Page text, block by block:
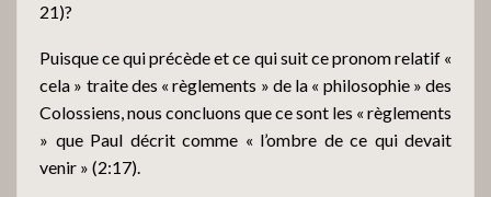
21)?
Puisque ce qui précède et ce qui suit ce pronom relatif «
cela » traite des « règlements » de la « philosophie » des
Colossiens, nous concluons que ce sont les « règlements
» que Paul décrit comme « l’ombre de ce qui devait
venir » (2:17).